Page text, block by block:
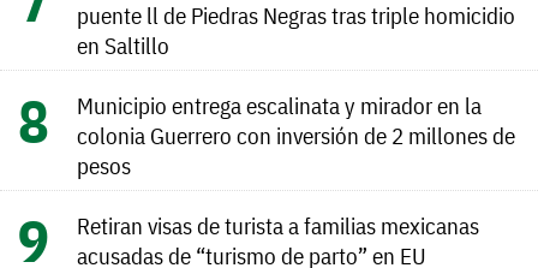
puente ll de Piedras Negras tras triple homicidio
en Saltillo
Municipio entrega escalinata y mirador en la
colonia Guerrero con inversión de 2 millones de
pesos
Retiran visas de turista a familias mexicanas
acusadas de “turismo de parto” en EU